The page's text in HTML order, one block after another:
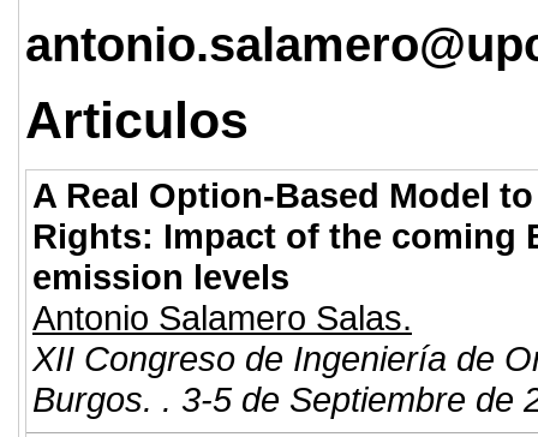
Articulos
A Real Option-Based Model
Rights: Impact of the coming
emission levels
Antonio Salamero Salas.
XII Congreso de Ingeniería de
Burgos. . 3-5 de Septiembre de